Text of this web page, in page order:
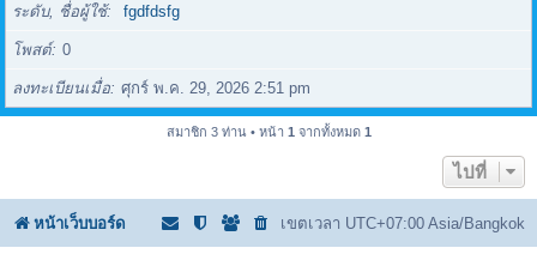
ระดับ, ชื่อผู้ใช้ fgdfdsfg
โพสต์ 0
ลงทะเบียนเมื่อ ศุกร์ พ.ค. 29, 2026 2:51 pm
สมาชิก 3 ท่าน • หน้า 1 จากทั้งหมด 1
ไปที่
หน้าเว็บบอร์ด เขตเวลา UTC+07:00 Asia/Bangkok